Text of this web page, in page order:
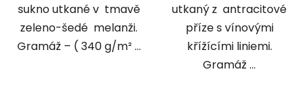
sukno utkané v tmavě
zeleno-šedé melanži.
Gramáž – ( 340 g/m² ...
utkaný z antracitové
příze s vínovými
křížícími liniemi.
Gramáž ...